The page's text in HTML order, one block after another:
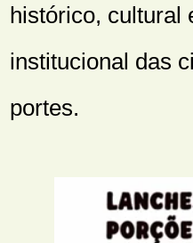
histórico, cultural
institucional das
portes.